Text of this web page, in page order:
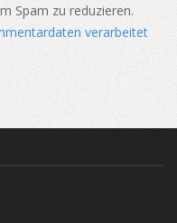
Spam zu reduzieren.
verarbeitet